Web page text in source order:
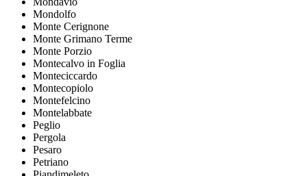
Mondolfo
Monte Cerignone
Monte Grimano Terme
Monte Porzio
Montecalvo in Foglia
Monteciccardo
Montecopiolo
Montefelcino
Montelabbate
Peglio
Pergola
Pesaro
Petriano